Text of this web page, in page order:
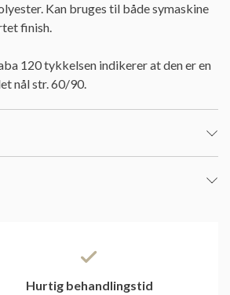
Kan bruges til både symaskine
finish.
120 tykkelsen indikerer at den er en
nål str. 60/90.
Hurtig behandlingstid